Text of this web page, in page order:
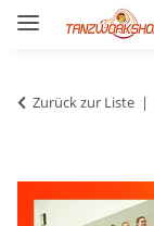
Zurück zur Liste